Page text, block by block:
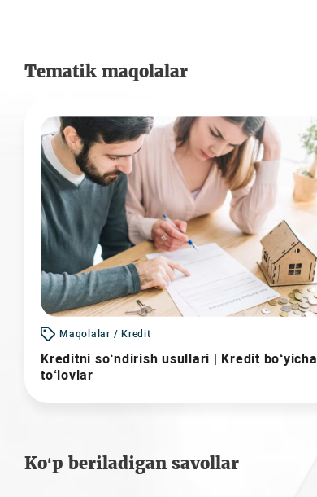
Tematik maqolalar
Maqolalar / Kredit
Kreditni so‘ndirish usullari | Kredit bo‘yicha
to‘lovlar
Ko‘p beriladigan savollar